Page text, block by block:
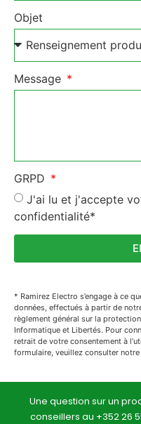
Objet
Message
GRPD
J'ai lu et j'accepte
confidentialité*
* Ramirez Electro s’engage à ce
données, effectués à partir de
règlement général sur la
Informatique et Libertés. Pour
retrait de votre consentement à
formulaire, veuillez consulter
Une question sur un
conseillers au +352 26